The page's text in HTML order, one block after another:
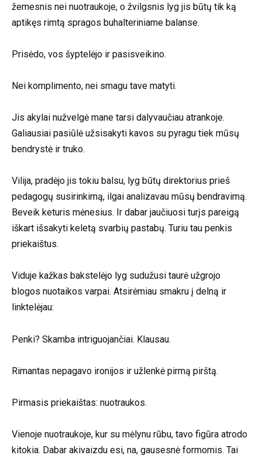
žemesnis nei nuotraukoje, o žvilgsnis lyg jis būtų tik ką
aptikęs rimtą spragos buhalteriniame balanse.
Prisėdo, vos šyptelėjo ir pasisveikino.
Nei komplimento, nei smagu tave matyti.
Jis akylai nužvelgė mane tarsi dalyvaučiau atrankoje.
Galiausiai pasiūlė užsisakyti kavos su pyragu tiek mūsų
bendrystė ir truko.
Vilija, pradėjo jis tokiu balsu, lyg būtų direktorius prieš
pedagogų susirinkimą, ilgai analizavau mūsų bendravimą.
Beveik keturis mėnesius. Ir dabar jaučiuosi turįs pareigą
iškart išsakyti keletą svarbių pastabų. Turiu tau penkis
priekaištus.
Viduje kažkas bakstelėjo lyg sudužusi taurė užgrojo
blogos nuotaikos varpai. Atsirėmiau smakru į delną ir
linktelėjau:
Penki? Skamba intriguojančiai. Klausau.
Rimantas nepagavo ironijos ir užlenkė pirmą pirštą.
Pirmasis priekaištas: nuotraukos.
Vienoje nuotraukoje, kur su mėlynu rūbu, tavo figūra atrodo
kitokia. Dabar akivaizdu esi, na, gausesnė formomis. Tai